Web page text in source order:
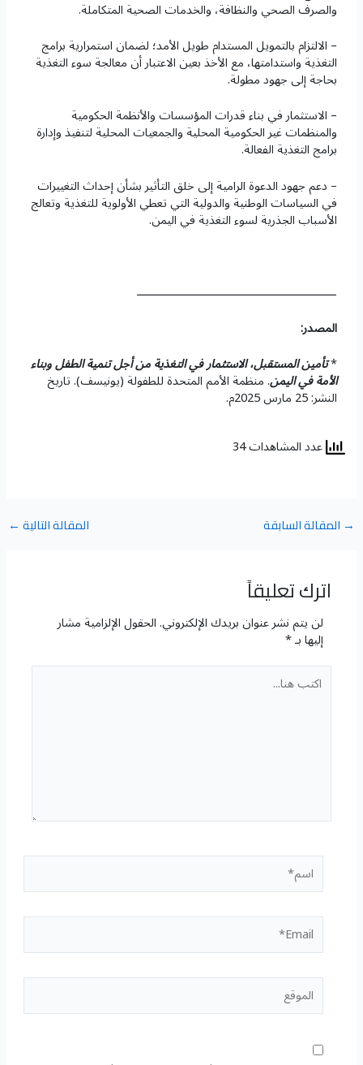
والصرف الصحي والنظافة، والخدمات الصحية المتكاملة.
– الالتزام بالتمويل المستدام طويل الأمد؛ لضمان استمرارية برامج
التغذية واستدامتها، مع الأخذ بعين الاعتبار أن معالجة سوء التغذية
بحاجة إلى جهود مطولة.
– الاستثمار في بناء قدرات المؤسسات والأنظمة الحكومية
والمنظمات غير الحكومية المحلية والجمعيات المحلية لتنفيذ وإدارة
برامج التغذية الفعالة.
– دعم جهود الدعوة الرامية إلى خلق التأثير بشأن إحداث التغييرات
في السياسات الوطنية والدولية التي تعطي الأولوية للتغذية وتعالج
الأسباب الجذرية لسوء التغذية في اليمن.
ـــــــــــــــــــــــــــــــــــــــــــــــــــــــــــــ
المصدر:
*تأمين المستقبل، الاستثمار في التغذية من أجل تنمية الطفل وبناء
الأمة في اليمن. منظمة الأمم المتحدة للطفولة (يونيسف). تاريخ
النشر: 25 مارس 2025م.
عدد المشاهدات 34
→ المقالة السابقة المقالة التالية ←
اترك تعليقاً
لن يتم نشر عنوان بريدك الإلكتروني.الحقول الإلزامية مشار
إليها بـ*
اكتب
هنا...
Email*
الموقع